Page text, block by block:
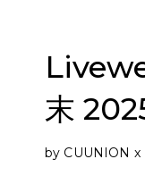
末
by CUUNION